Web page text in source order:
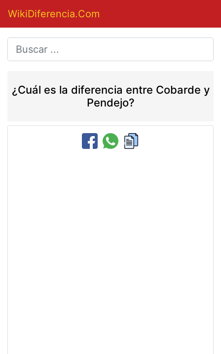
WikiDiferencia.Com
¿Cuál es la diferencia entre Cobarde y
Pendejo?